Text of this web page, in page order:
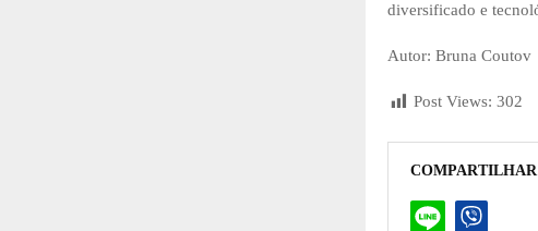
diversificado e
Autor: Bruna Coutov
Post Views: 302
COMPARTILHAR